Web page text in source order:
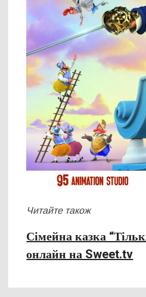
Читайте також
Сімейна казка
онлайн на Sweet.tv